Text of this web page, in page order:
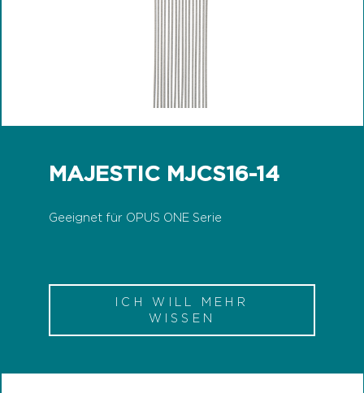
MAJESTIC MJCS16-14
Geeignet für OPUS ONE Serie
ICH WILL MEHR
WISSEN